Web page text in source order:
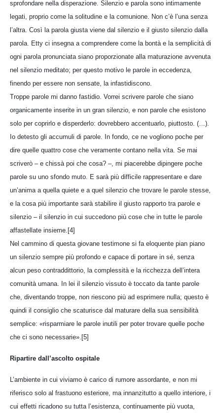
sprofondare nella disperazione. Silenzio e parola sono intimamente
legati, proprio come la solitudine e la comunione. Non c’è l’una senza
l’altra. Così la parola giusta viene dal silenzio e il giusto silenzio dalla
parola. Etty ci insegna a comprendere come la bontà e la semplicità di
ogni parola pronunciata siano proporzionate alla maturazione avvenuta
nel silenzio meditato; per questo motivo le parole in eccedenza,
finendo per essere non sensate, la infastidiscono.
Troppe parole mi danno fastidio. Vorrei scrivere parole che siano
organicamente inserite in un gran silenzio, e non parole che esistono
solo per coprirlo e disperderlo: dovrebbero accentuarlo, piuttosto. (…).
Io detesto gli accumuli di parole. In fondo, ce ne vogliono poche per
dire quelle quattro cose che veramente contano nella vita. Se mai
scriverò – e chissà poi che cosa? –, mi piacerebbe dipingere poche
parole su uno sfondo muto. E sarà più difficile rappresentare e dare
un’anima a quella quiete e a quel silenzio che trovare le parole stesse,
e la cosa più importante sarà stabilire il giusto rapporto tra parole e
silenzio – il silenzio in cui succedono più cose che in tutte le parole
affastellate insieme.[4]
Nel cammino di questa giovane testimone si fa eloquente pian piano
un silenzio sempre più profondo e capace di portare in sé, senza
alcun peso contraddittorio, la complessità e la ricchezza dell’intera
comunità umana. In lei il silenzio vissuto è toccato da tante parole
che, diventando troppe, non riescono più ad esprimere nulla; questo è
quindi il consiglio che scaturisce dal maturare della sua sensibilità
semplice: «risparmiare le parole inutili per poter trovare quelle poche
che ci sono necessarie».[5]
Ripartire dall’ascolto ospitale
L’ambiente in cui viviamo è carico di rumore assordante, e non mi
riferisco solo al frastuono esteriore, ma innanzitutto a quello interiore, i
cui effetti ricadono su tutta l’esistenza, continuamente più vuota,